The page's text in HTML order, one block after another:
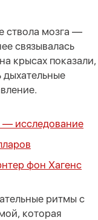
ствола мозга —
связывалась
крысах показали,
дыхательные
— исследование
фон Хагенс
ритмы с
которая